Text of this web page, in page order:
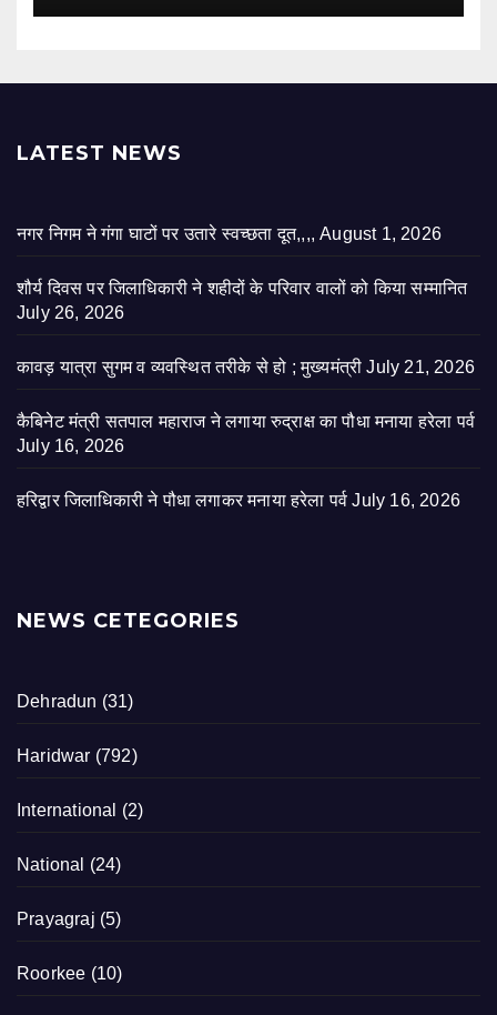
LATEST NEWS
नगर निगम ने गंगा घाटों पर उतारे स्वच्छता दूत,,,, August 1, 2026
शौर्य दिवस पर जिलाधिकारी ने शहीदों के परिवार वालों को किया सम्मानित
July 26, 2026
कावड़ यात्रा सुगम व व्यवस्थित तरीके से हो ; मुख्यमंत्री July 21, 2026
कैबिनेट मंत्री सतपाल महाराज ने लगाया रुद्राक्ष का पौधा मनाया हरेला पर्व
July 16, 2026
हरिद्वार जिलाधिकारी ने पौधा लगाकर मनाया हरेला पर्व July 16, 2026
NEWS CETEGORIES
Dehradun (31)
Haridwar (792)
International (2)
National (24)
Prayagraj (5)
Roorkee (10)